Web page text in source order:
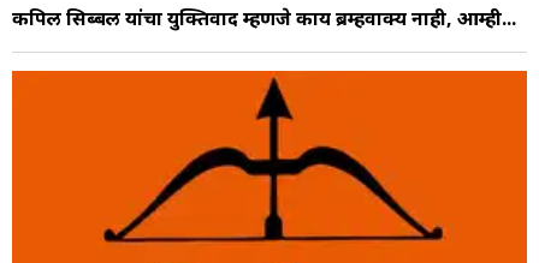
कपिल सिब्बल यांचा युक्तिवाद म्हणजे काय ब्रम्हवाक्य नाही, आम्ही...